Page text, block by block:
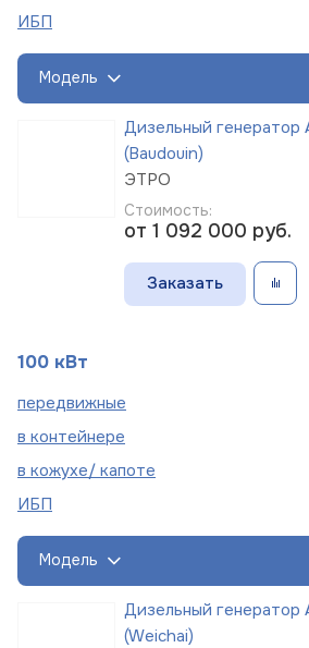
ИБП
Модель
Дизельный
(Baudouin)
ЭТРО
Стоимость:
от 1 092 000 руб.
Заказать
100 кВт
передвижные
в контейнере
в кожухе/ капоте
ИБП
Модель
Дизельный
(Weichai)